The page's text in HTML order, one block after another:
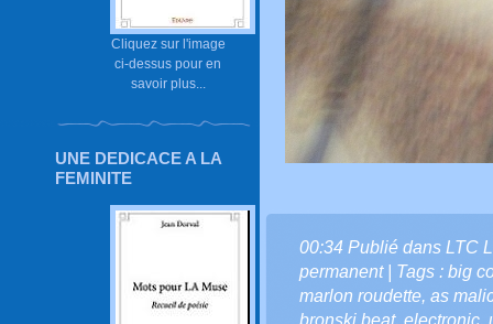
Cliquez sur l'image
ci-dessus pour en
savoir plus...
UNE DEDICACE A LA
FEMINITE
00:34 Publié dans LTC
permanent| Tags : big
marlon roudette, as
bronski beat, electronic,